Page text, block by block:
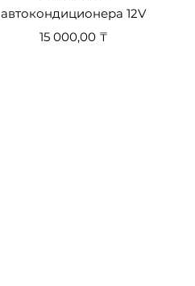
автокондиционера 12V
Цена
15 000,00 ₸